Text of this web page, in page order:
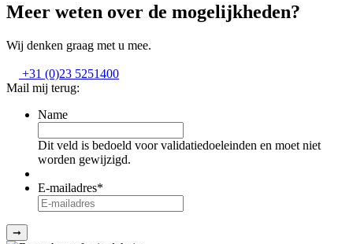
Meer weten over de mogelijkheden?
Wij denken graag met u mee.
+31 (0)23 5251400
Mail mij terug:
Name
Dit veld is bedoeld voor validatiedoeleinden en moet niet
worden gewijzigd.
E-mailadres*
➞